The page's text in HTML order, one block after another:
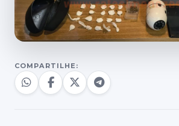
COMPARTILHE: